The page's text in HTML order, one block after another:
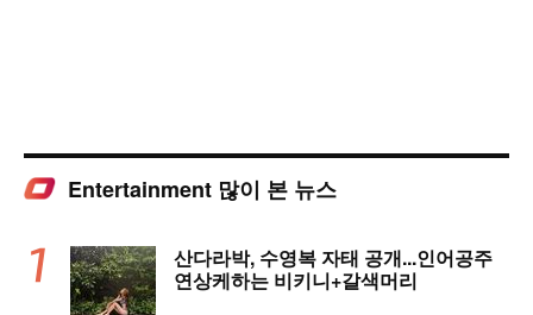
Entertainment 많이 본 뉴스
산다라박, 수영복 자태 공개...인어공주
연상케하는 비키니+갈색머리